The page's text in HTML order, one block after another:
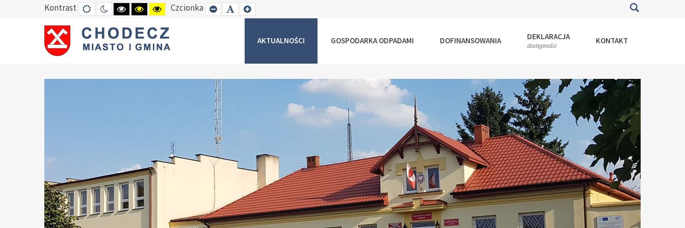
Kontrast DEFAULT
MODE
TRYB
NOCNY
HIGH
CONTRAST
BLACK
WHITE
MODE
HIGH
CONTRAST
BLACK
YELLOW
MODE
HIGH
CONTRAST
YELLOW
BLACK
MODE
Czcionka SET
SMALLER
SET
DEFAULT
SET
LARGER
AKTUALNOŚCI GOSPODARKA ODPADAMI DOFINANSOWANIA DEKLARACJA
dostępności KONTAKT